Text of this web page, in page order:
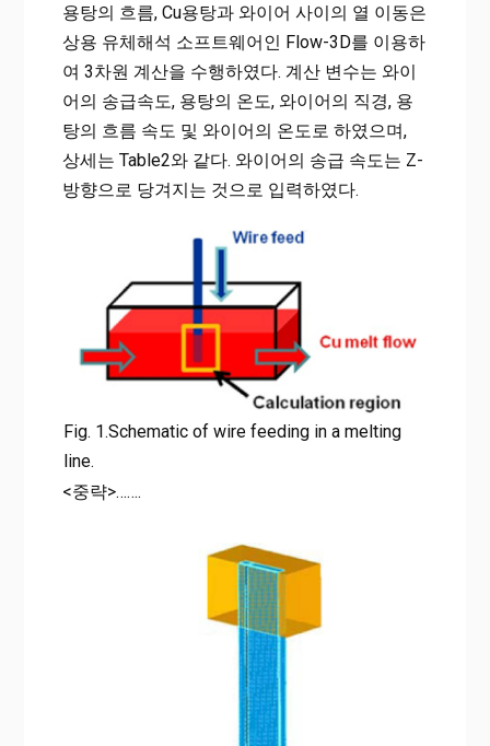
용탕의 흐름, Cu용탕과 와이어 사이의 열 이동은
상용 유체해석 소프트웨어인 Flow-3D를 이용하
여 3차원 계산을 수행하였다. 계산 변수는 와이
어의 송급속도, 용탕의 온도, 와이어의 직경, 용
탕의 흐름 속도 및 와이어의 온도로 하였으며,
상세는 Table2와 같다. 와이어의 송급 속도는 Z-
방향으로 당겨지는 것으로 입력하였다.
Fig. 1.Schematic of wire feeding in a melting
line.
<중략>…….